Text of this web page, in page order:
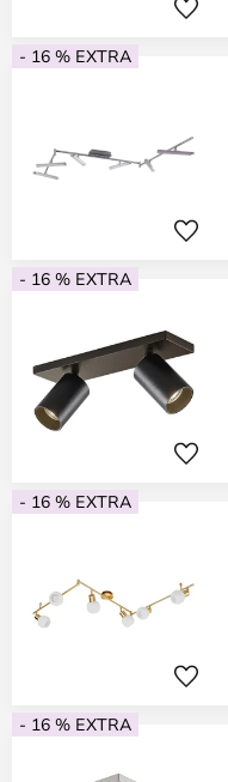
- 16 % EXTRA
- 16 % EXTRA
- 16 % EXTRA
- 16 % EXTRA